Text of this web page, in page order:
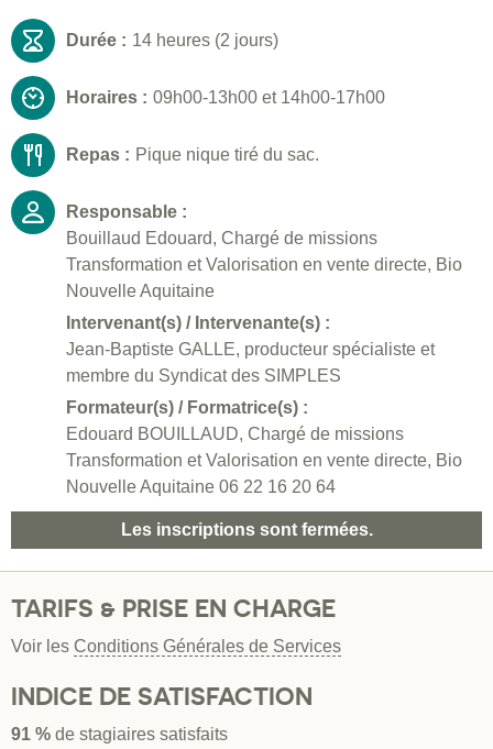
Durée : 14 heures (2 jours)
Horaires : 09h00-13h00 et 14h00-17h00
Repas : Pique nique tiré du sac.
Responsable :
Bouillaud Edouard, Chargé de missions
Transformation et Valorisation en vente directe, Bio
Nouvelle Aquitaine
Intervenant(s) / Intervenante(s) :
Jean-Baptiste GALLE, producteur spécialiste et
membre du Syndicat des SIMPLES
Formateur(s) / Formatrice(s) :
Edouard BOUILLAUD, Chargé de missions
Transformation et Valorisation en vente directe, Bio
Nouvelle Aquitaine 06 22 16 20 64
Les inscriptions sont fermées.
TARIFS & PRISE EN CHARGE
Voir les Conditions Générales de Services
INDICE DE SATISFACTION
91 % de stagiaires satisfaits